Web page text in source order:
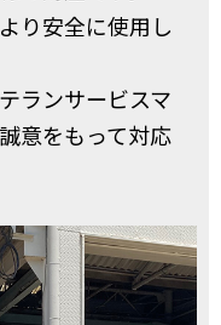
り安全に使用し
ランサービスマ
意をもって対応